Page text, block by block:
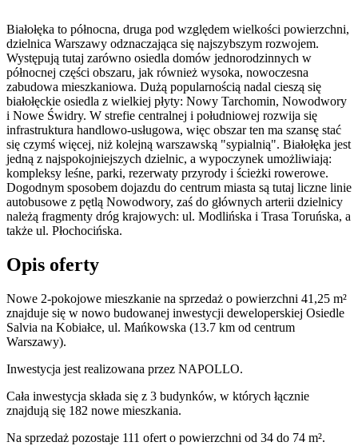
Białołęka to północna, druga pod względem wielkości powierzchni,
dzielnica Warszawy odznaczająca się najszybszym rozwojem.
Występują tutaj zarówno osiedla domów jednorodzinnych w
północnej części obszaru, jak również wysoka, nowoczesna
zabudowa mieszkaniowa. Dużą popularnością nadal cieszą się
białołęckie osiedla z wielkiej płyty: Nowy Tarchomin, Nowodwory
i Nowe Świdry. W strefie centralnej i południowej rozwija się
infrastruktura handlowo-usługowa, więc obszar ten ma szansę stać
się czymś więcej, niż kolejną warszawską "sypialnią". Białołęka jest
jedną z najspokojniejszych dzielnic, a wypoczynek umożliwiają:
kompleksy leśne, parki, rezerwaty przyrody i ścieżki rowerowe.
Dogodnym sposobem dojazdu do centrum miasta są tutaj liczne linie
autobusowe z pętlą Nowodwory, zaś do głównych arterii dzielnicy
należą fragmenty dróg krajowych: ul. Modlińska i Trasa Toruńska, a
także ul. Płochocińska.
Opis oferty
Nowe 2-pokojowe mieszkanie na sprzedaż o powierzchni 41,25 m²
znajduje się w nowo budowanej inwestycji deweloperskiej Osiedle
Salvia na Kobiałce, ul. Mańkowska (13.7 km od centrum
Warszawy).
Inwestycja jest realizowana przez NAPOLLO.
Cała inwestycja składa się z 3 budynków, w których łącznie
znajdują się 182 nowe mieszkania.
Na sprzedaż pozostaje 111 ofert o powierzchni od 34 do 74 m².